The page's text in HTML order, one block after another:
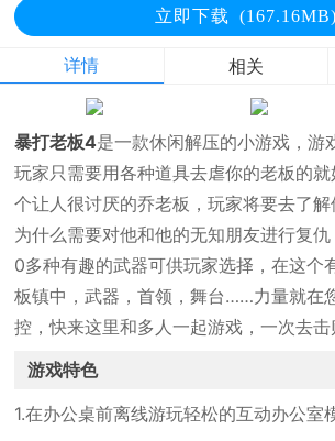
立即下载 (167.16MB)
详情 相关
暴打老板4是一款休闲解压的小游戏，游
玩家只需要用各种道具去虐你的老板的
个让人很讨厌的乔老板，玩家将要去了
为什么需要对他和他的无知朋友进行复
0多种有趣的武器可供玩家选择，在这个
板镇中，武器，首领，舞台……力量就在
控，快来这里和多人一起游戏，一次去击
游戏特色
1.在办公桌前离线游玩轻松的互动办公室